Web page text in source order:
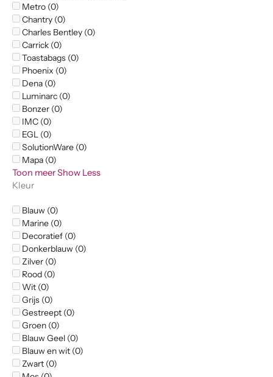
Metro (0)
Chantry (0)
Charles Bentley (0)
Carrick (0)
Toastabags (0)
Phoenix (0)
Dena (0)
Luminarc (0)
Bonzer (0)
IMC (0)
EGL (0)
SolutionWare (0)
Mapa (0)
Toon meerShow Less
Kleur
Blauw (0)
Marine (0)
Decoratief (0)
Donkerblauw (0)
Zilver (0)
Rood (0)
Wit (0)
Grijs (0)
Gestreept (0)
Groen (0)
Blauw Geel (0)
Blauw en wit (0)
Zwart (0)